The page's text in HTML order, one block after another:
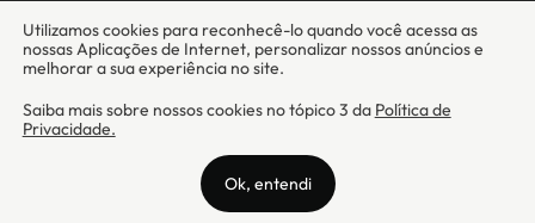
prestando os serviços de abertura de conta pós-paga (cartões de
crédito), conforme a regulação vigente.